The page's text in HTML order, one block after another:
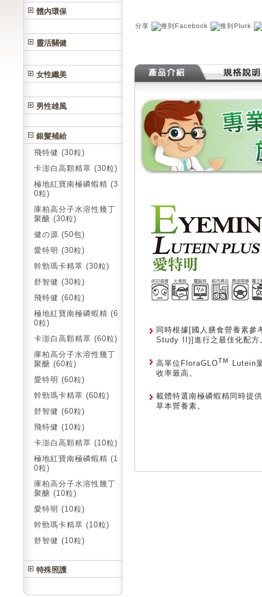
體內環保
靈活關健
女性纖美
男性雄風
銀髮補給
飛特健 (30粒)
卡澎白高顆精萃 (30粒)
極地紅寶南極磷蝦精 (3
0粒)
庫柏高分子水溶性幾丁
聚醣 (30粒)
健の源 (50包)
愛特明 (30粒)
幹勁瑪卡精萃 (30粒)
舒智健 (30粒)
飛特健 (60粒)
極地紅寶南極磷蝦精 (6
0粒)
卡澎白高顆精萃 (60粒)
庫柏高分子水溶性幾丁
聚醣 (60粒)
愛特明 (60粒)
幹勁瑪卡精萃 (60粒)
舒智健 (60粒)
飛特健 (10粒)
卡澎白高顆精萃 (10粒)
極地紅寶南極磷蝦精 (1
0粒)
庫柏高分子水溶性幾丁
聚醣 (10粒)
愛特明 (10粒)
幹勁瑪卡精萃 (10粒)
舒智健 (10粒)
特殊照護
分享
同時根據[國人膳食營養素
Study II)]進行之最佳化配方
高單位FloraGLOTM
Lutein
收率最高。
載體特選南極磷蝦精同時提
草本營養素。